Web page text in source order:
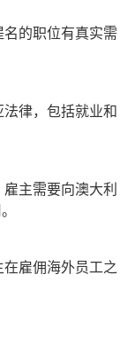
的职位有真实需
律，包括就业和
主需要向澳大利
雇佣海外员工之